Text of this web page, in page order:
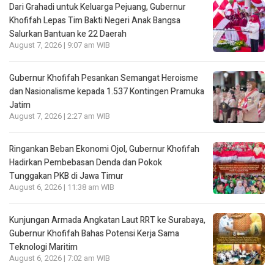
Dari Grahadi untuk Keluarga Pejuang, Gubernur
Khofifah Lepas Tim Bakti Negeri Anak Bangsa
Salurkan Bantuan ke 22 Daerah
August 7, 2026 | 9:07 am WIB
Gubernur Khofifah Pesankan Semangat Heroisme
dan Nasionalisme kepada 1.537 Kontingen Pramuka
Jatim
August 7, 2026 | 2:27 am WIB
Ringankan Beban Ekonomi Ojol, Gubernur Khofifah
Hadirkan Pembebasan Denda dan Pokok
Tunggakan PKB di Jawa Timur
August 6, 2026 | 11:38 am WIB
Kunjungan Armada Angkatan Laut RRT ke Surabaya,
Gubernur Khofifah Bahas Potensi Kerja Sama
Teknologi Maritim
August 6, 2026 | 7:02 am WIB